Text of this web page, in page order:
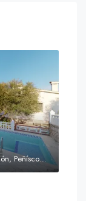
C. Guatemala, 6, 12598 Peñíscola, Castellón, Peñíscola, Communauté valencienne